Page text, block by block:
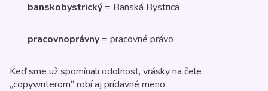
banskobystrický = Banská Bystrica
pracovnoprávny = pracovné právo
Keď sme už spomínali odolnosť, vrásky na čele
„copywriterom“ robí aj prídavné meno